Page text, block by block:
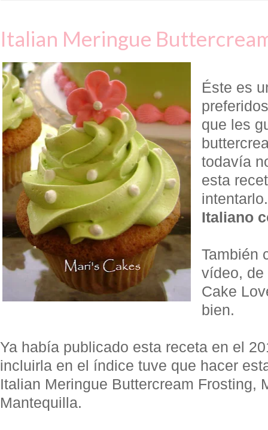
Italian Meringue
Éste es
que les
todavía
esta
Italiano
También
vídeo, de
Cake
bien.
Ya había publicado esta receta en el
incluirla en el índice tuve que hacer
Italian Meringue Buttercream Frosting,
Mantequilla.